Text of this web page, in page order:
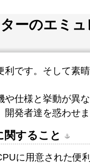
ーのエミ
利です。そして素
や仕様と挙動が異
開発者達を惑わせ
関すること
に用意された便